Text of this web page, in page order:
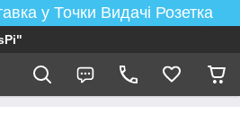
у Точки Видачі Розетка